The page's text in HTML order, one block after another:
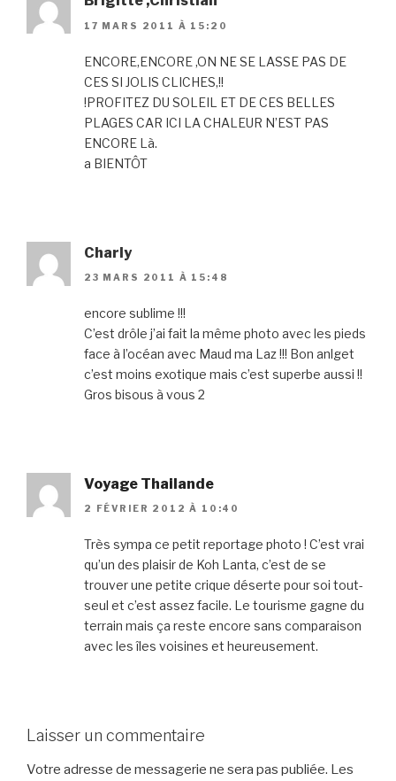
17 MARS 2011 À 15:20
ENCORE,ENCORE ,ON NE SE LASSE PAS DE
CES SI JOLIS CLICHES,!!
!PROFITEZ DU SOLEIL ET DE CES BELLES
PLAGES CAR ICI LA CHALEUR N’EST PAS
ENCORE Là.
a BIENTÔT
Charly
23 MARS 2011 À 15:48
encore sublime !!!
C’est drôle j’ai fait la même photo avec les pieds
face à l’océan avec Maud ma Laz !!! Bon anlget
c’est moins exotique mais c’est superbe aussi !!
Gros bisous à vous 2
Voyage Thailande
2 FÉVRIER 2012 À 10:40
Très sympa ce petit reportage photo ! C’est vrai
qu’un des plaisir de Koh Lanta, c’est de se
trouver une petite crique déserte pour soi tout-
seul et c’est assez facile. Le tourisme gagne du
terrain mais ça reste encore sans comparaison
avec les îles voisines et heureusement.
Laisser un commentaire
Votre adresse de messagerie ne sera pas publiée. Les